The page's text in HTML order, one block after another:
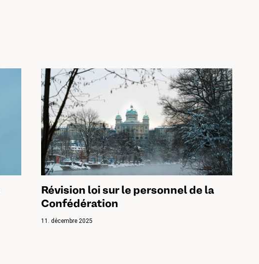
Révision loi sur le personnel de la
Confédération
11. décembre 2025